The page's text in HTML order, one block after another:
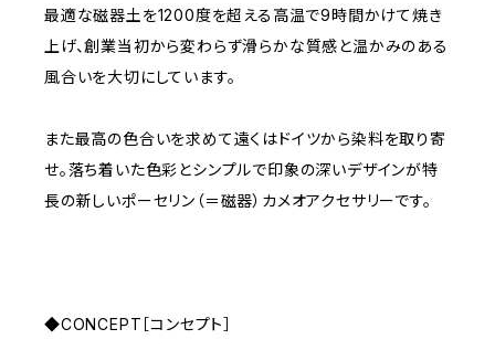
最適な磁器土を1200度を超える高温で9時間かけて焼き
上げ、創業当初から変わらず滑らかな質感と温かみのある
風合いを大切にしています。
また最高の色合いを求めて遠くはドイツから染料を取り寄
せ。落ち着いた色彩とシンプルで印象の深いデザインが特
長の新しいポーセリン（＝磁器）カメオアクセサリーです。
◆CONCEPT［コンセプト］